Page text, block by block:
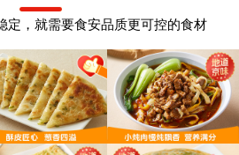
定，就需要食安品质更可控的食材